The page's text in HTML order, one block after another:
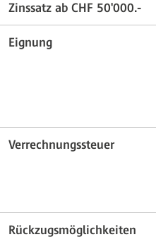
Zinssatz ab CHF 50'000.-
Eignung
Verrechnungssteuer
Rückzugsmöglichkeiten